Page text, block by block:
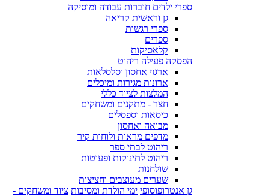
ספרי ילדים חוברות עבודה ומוסיקה
גן וראשית קריאה
ספרי רגשות
ספרים
קלאסיקות
הפסקה פעילה ריהוט
ארגזי אחסון וסלסלאות
ארונות מגירות ומיכלים
המלצות לציוד כללי
חצר - מתקנים ומשחקים
כיסאות וספסלים
מבואה ואחסון
מדפים מראות ולוחות קיר
ריהוט לבתי ספר
ריהוט לתינוקות ופעוטות
שולחנות
שערים מעוצבים וחציצות
גן אנטרופוסופי ימי הולדת ומסיבות ציוד ומשחקים -